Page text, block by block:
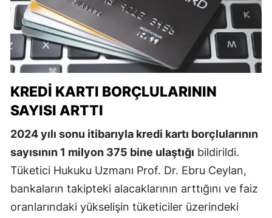
KREDI KARTI BORÇLULARININ
SAYISI ARTTI
2024 yılı sonu itibarıyla kredi kartı borçlularının
sayısının 1 milyon 375 bine ulaştığı bildirildi.
Tüketici Hukuku Uzmanı Prof. Dr. Ebru Ceylan,
bankaların takipteki alacaklarının arttığını ve faiz
oranlarındaki yükselişin tüketiciler üzerindeki